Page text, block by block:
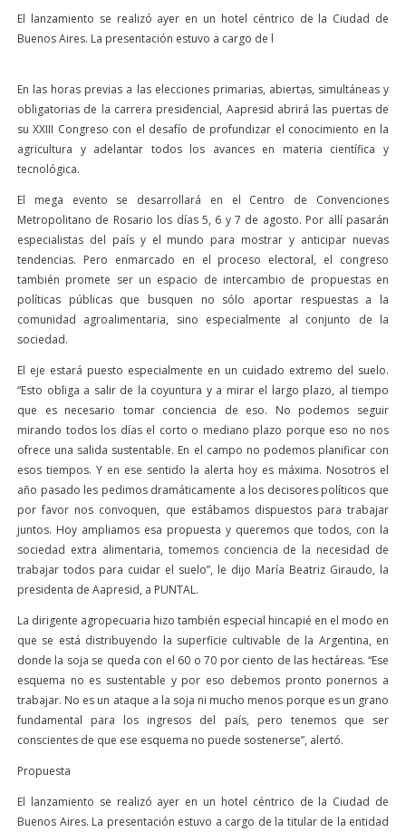
El lanzamiento se realizó ayer en un hotel céntrico de la Ciudad de
Buenos Aires. La presentación estuvo a cargo de l
En las horas previas a las elecciones primarias, abiertas, simultáneas y
obligatorias de la carrera presidencial, Aapresid abrirá las puertas de
su XXIII Congreso con el desafío de profundizar el conocimiento en la
agricultura y adelantar todos los avances en materia científica y
tecnológica.
El mega evento se desarrollará en el Centro de Convenciones
Metropolitano de Rosario los días 5, 6 y 7 de agosto. Por allí pasarán
especialistas del país y el mundo para mostrar y anticipar nuevas
tendencias. Pero enmarcado en el proceso electoral, el congreso
también promete ser un espacio de intercambio de propuestas en
políticas públicas que busquen no sólo aportar respuestas a la
comunidad agroalimentaria, sino especialmente al conjunto de la
sociedad.
El eje estará puesto especialmente en un cuidado extremo del suelo.
“Esto obliga a salir de la coyuntura y a mirar el largo plazo, al tiempo
que es necesario tomar conciencia de eso. No podemos seguir
mirando todos los días el corto o mediano plazo porque eso no nos
ofrece una salida sustentable. En el campo no podemos planificar con
esos tiempos. Y en ese sentido la alerta hoy es máxima. Nosotros el
año pasado les pedimos dramáticamente a los decisores políticos que
por favor nos convoquen, que estábamos dispuestos para trabajar
juntos. Hoy ampliamos esa propuesta y queremos que todos, con la
sociedad extra alimentaria, tomemos conciencia de la necesidad de
trabajar todos para cuidar el suelo”, le dijo María Beatriz Giraudo, la
presidenta de Aapresid, a PUNTAL.
La dirigente agropecuaria hizo también especial hincapié en el modo en
que se está distribuyendo la superficie cultivable de la Argentina, en
donde la soja se queda con el 60 o 70 por ciento de las hectáreas. “Ese
esquema no es sustentable y por eso debemos pronto ponernos a
trabajar. No es un ataque a la soja ni mucho menos porque es un grano
fundamental para los ingresos del país, pero tenemos que ser
conscientes de que ese esquema no puede sostenerse”, alertó.
Propuesta
El lanzamiento se realizó ayer en un hotel céntrico de la Ciudad de
Buenos Aires. La presentación estuvo a cargo de la titular de la entidad